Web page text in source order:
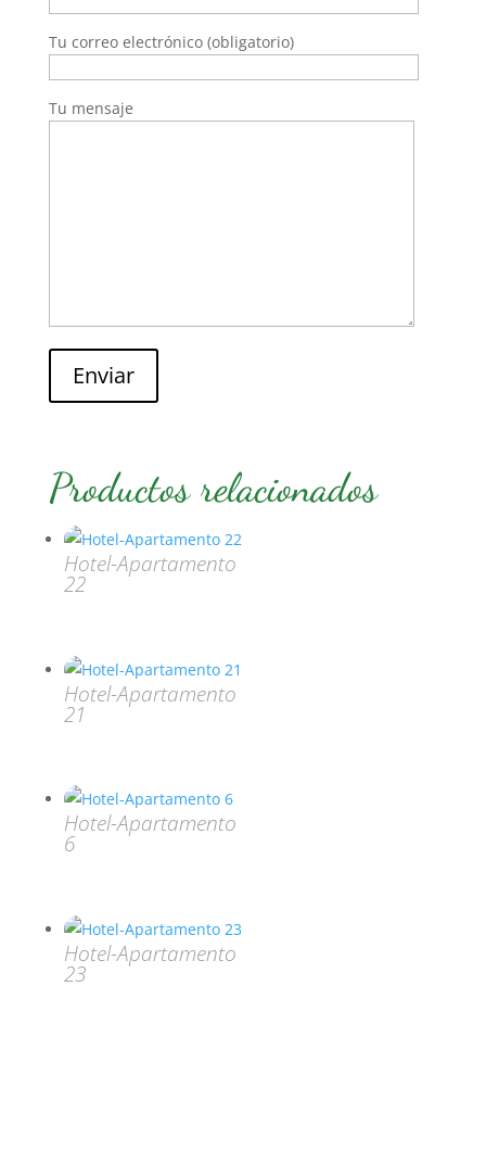
Tu correo electrónico (obligatorio)
Tu mensaje
Enviar
Productos relacionados
Hotel-Apartamento
22
Hotel-Apartamento
21
Hotel-Apartamento
6
Hotel-Apartamento
23